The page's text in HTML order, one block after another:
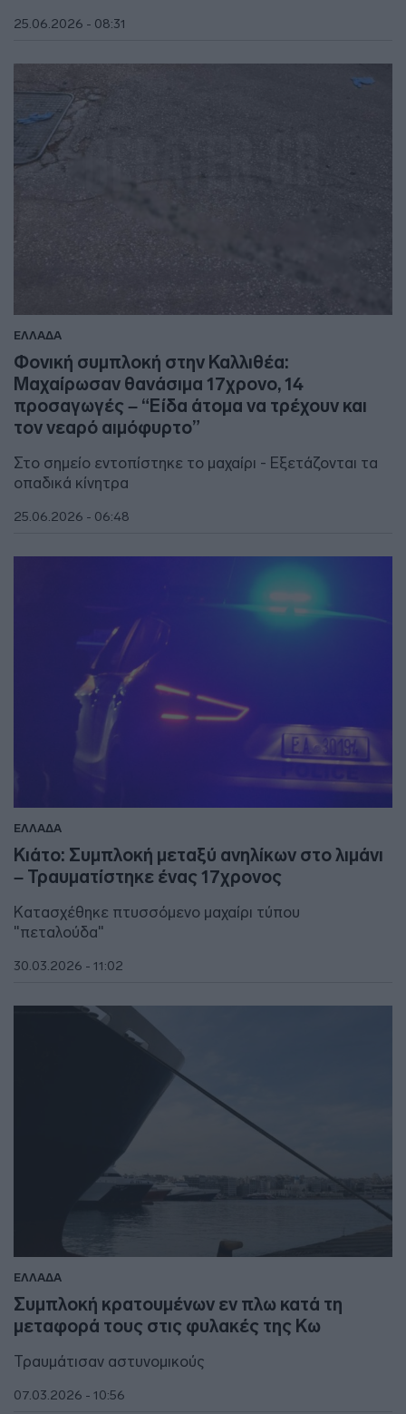
25.06.2026 - 08:31
ΕΛΛΑΔΑ
Φονική συμπλοκή στην Καλλιθέα:
Μαχαίρωσαν θανάσιμα 17χρονο, 14
προσαγωγές – “Είδα άτομα να τρέχουν και
τον νεαρό αιμόφυρτο”
Στο σημείο εντοπίστηκε το μαχαίρι - Εξετάζονται τα
οπαδικά κίνητρα
25.06.2026 - 06:48
ΕΛΛΑΔΑ
Κιάτο: Συμπλοκή μεταξύ ανηλίκων στο λιμάνι
– Τραυματίστηκε ένας 17χρονος
Κατασχέθηκε πτυσσόμενο μαχαίρι τύπου
"πεταλούδα"
30.03.2026 - 11:02
ΕΛΛΑΔΑ
Συμπλοκή κρατουμένων εν πλω κατά τη
μεταφορά τους στις φυλακές της Κω
Τραυμάτισαν αστυνομικούς
07.03.2026 - 10:56